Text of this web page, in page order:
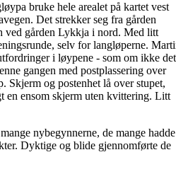
bruke hele arealet på kartet vest
Det strekker seg fra gården
ved gården Lykkja i nord. Med litt
selv for langløperne.
i løypene - som om ikke det
gangen med postplassering over
Skjerm og postenhet lå over stupet,
en ensom skjerm uten kvittering. Litt
nybegynnerne, de mange hadde
Dyktige og blide gjennomførte de